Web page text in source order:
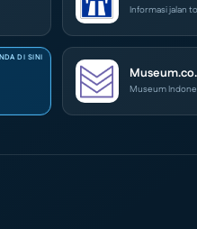
Informasi jalan
Museum